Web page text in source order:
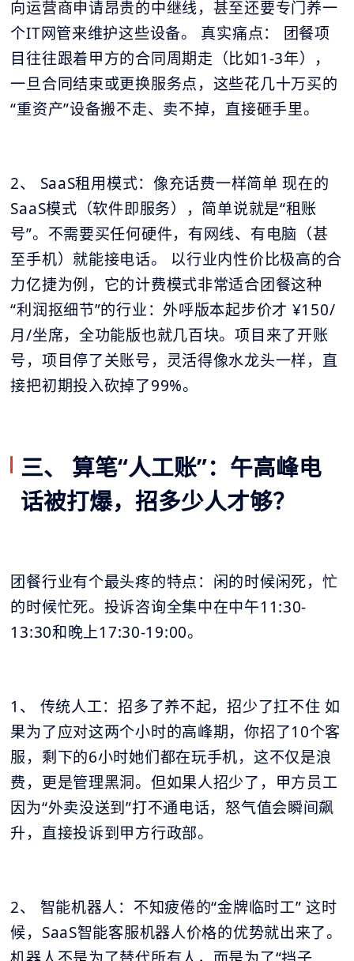
向运营商申请昂贵的中继线，甚至还要专门养一
个IT网管来维护这些设备。 真实痛点： 团餐项
目往往跟着甲方的合同周期走（比如1-3年），
一旦合同结束或更换服务点，这些花几十万买的
“重资产”设备搬不走、卖不掉，直接砸手里。
2、 SaaS租用模式：像充话费一样简单 现在的
SaaS模式（软件即服务），简单说就是“租账
号”。不需要买任何硬件，有网线、有电脑（甚
至手机）就能接电话。 以行业内性价比极高的合
力亿捷为例，它的计费模式非常适合团餐这种
“利润抠细节”的行业：外呼版本起步价才 ¥150/
月/坐席，全功能版也就几百块。项目来了开账
号，项目停了关账号，灵活得像水龙头一样，直
接把初期投入砍掉了99%。
三、 算笔“人工账”：午高峰电
话被打爆，招多少人才够？
团餐行业有个最头疼的特点：闲的时候闲死，忙
的时候忙死。投诉咨询全集中在中午11:30-
13:30和晚上17:30-19:00。
1、 传统人工：招多了养不起，招少了扛不住 如
果为了应对这两个小时的高峰期，你招了10个客
服，剩下的6小时她们都在玩手机，这不仅是浪
费，更是管理黑洞。但如果人招少了，甲方员工
因为“外卖没送到”打不通电话，怒气值会瞬间飙
升，直接投诉到甲方行政部。
2、 智能机器人：不知疲倦的“金牌临时工” 这时
候，SaaS智能客服机器人价格的优势就出来了。